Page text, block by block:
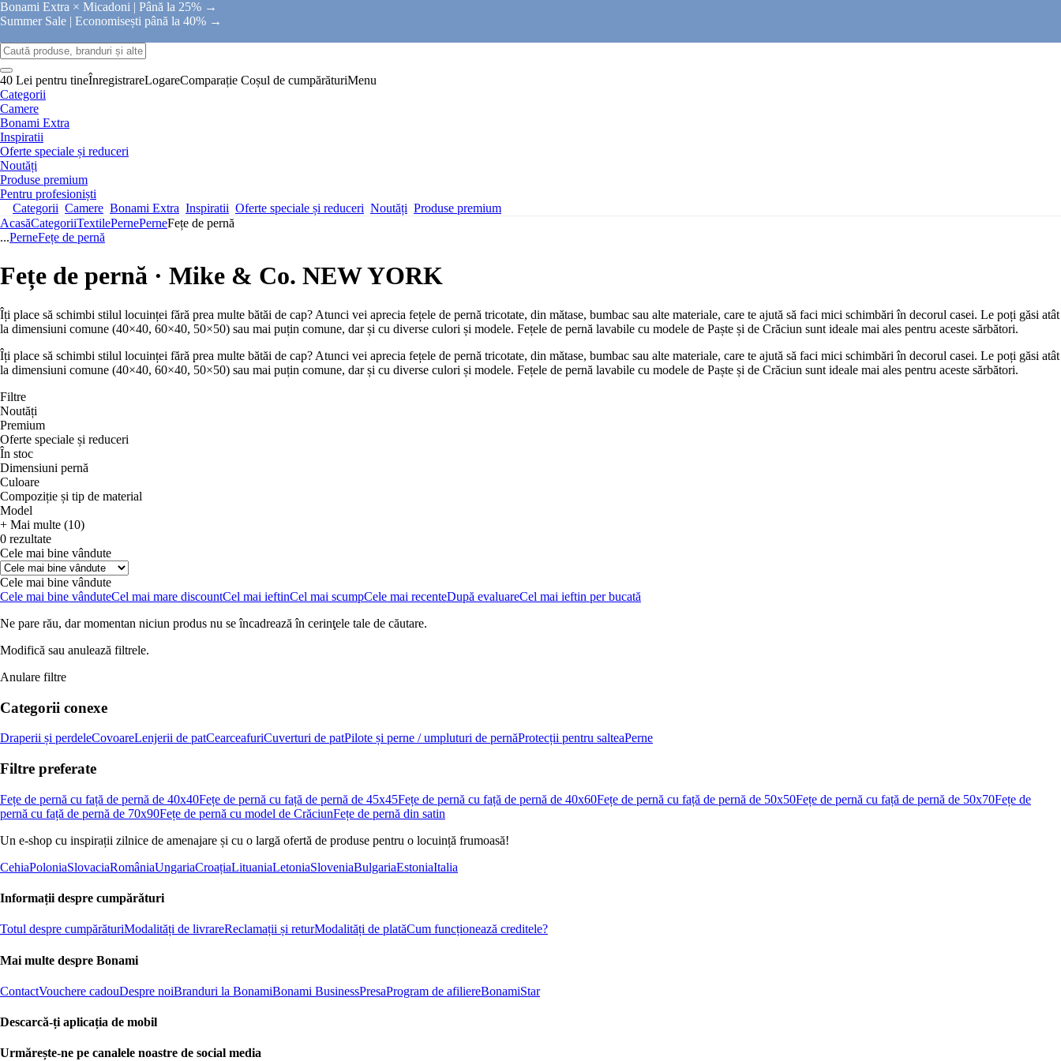
Bonami Extra × Micadoni | Până la 25% →
Summer Sale | Economisești până la 40% →
40 Lei pentru tineÎnregistrareLogareComparație Coșul de cumpărăturiMenu
Categorii
Camere
Bonami Extra
Inspiratii
Oferte speciale și reduceri
Noutăți
Produse premium
Pentru profesioniști
Categorii Camere Bonami Extra Inspiratii Oferte speciale și reduceri Noutăți Produse premium
AcasăCategoriiTextilePernePerneFețe de pernă
...PerneFețe de pernă
Fețe de pernă · Mike & Co. NEW YORK
Îți place să schimbi stilul locuinței fără prea multe bătăi de cap? Atunci vei aprecia fețele de pernă tricotate, din mătase, bumbac sau alte materiale, care te ajută să faci mici schimbări în decorul casei. Le poți găsi atât
la dimensiuni comune (40×40, 60×40, 50×50) sau mai puțin comune, dar și cu diverse culori și modele. Fețele de pernă lavabile cu modele de Paște și de Crăciun sunt ideale mai ales pentru aceste sărbători.
Îți place să schimbi stilul locuinței fără prea multe bătăi de cap? Atunci vei aprecia fețele de pernă tricotate, din mătase, bumbac sau alte materiale, care te ajută să faci mici schimbări în decorul casei. Le poți găsi atât
la dimensiuni comune (40×40, 60×40, 50×50) sau mai puțin comune, dar și cu diverse culori și modele. Fețele de pernă lavabile cu modele de Paște și de Crăciun sunt ideale mai ales pentru aceste sărbători.
Filtre
Noutăți
Premium
Oferte speciale și reduceri
În stoc
Dimensiuni pernă
Culoare
Compoziție și tip de material
Model
+ Mai multe (10)
0 rezultate
Cele mai bine vândute
Cele mai bine vândute
Cele mai bine vânduteCel mai mare discountCel mai ieftinCel mai scumpCele mai recenteDupă evaluareCel mai ieftin per bucată
Ne pare rău, dar momentan niciun produs nu se încadrează în cerinţele tale de căutare.
Modifică sau anulează filtrele.
Anulare filtre
Categorii conexe
Draperii și perdeleCovoareLenjerii de patCearceafuriCuverturi de patPilote și perne / umpluturi de pernăProtecții pentru salteaPerne
Filtre preferate
Fețe de pernă cu față de pernă de 40x40Fețe de pernă cu față de pernă de 45x45Fețe de pernă cu față de pernă de 40x60Fețe de pernă cu față de pernă de 50x50Fețe de pernă cu față de pernă de 50x70Fețe de
pernă cu față de pernă de 70x90Fețe de pernă cu model de CrăciunFețe de pernă din satin
Un e-shop cu inspirații zilnice de amenajare și cu o largă ofertă de produse pentru o locuință frumoasă!
CehiaPoloniaSlovaciaRomâniaUngariaCroațiaLituaniaLetoniaSloveniaBulgariaEstoniaItalia
Informații despre cumpărături
Totul despre cumpărăturiModalități de livrareReclamații și returModalități de platăCum funcționează creditele?
Mai multe despre Bonami
ContactVouchere cadouDespre noiBranduri la BonamiBonami BusinessPresaProgram de afiliereBonamiStar
Descarcă-ți aplicația de mobil
Urmărește-ne pe canalele noastre de social media